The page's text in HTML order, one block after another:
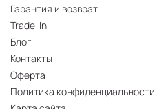
Гарантия и возврат
Trade-In
Блог
Контакты
Оферта
Политика конфиденциальности